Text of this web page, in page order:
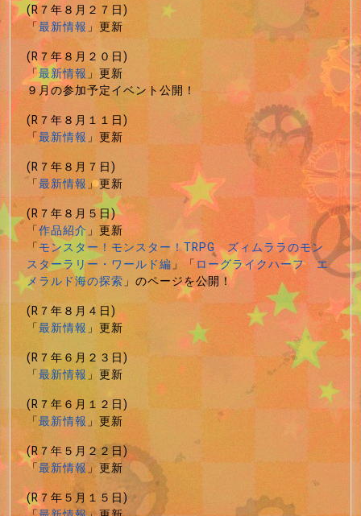
(R７年８月２７日)
「最新情報」更新
(R７年８月２０日)
「最新情報」更新
９月の参加予定イベント公開！
(R７年８月１１日)
「最新情報」更新
(R７年８月７日)
「最新情報」更新
(R７年８月５日)
「作品紹介」更新
「モンスター！モンスター！TRPG ズィムララのモン
スターラリー・ワールド編」「ローグライクハーフ エ
メラルド海の探索」のページを公開！
(R７年８月４日)
「最新情報」更新
(R７年６月２３日)
「最新情報」更新
(R７年６月１２日)
「最新情報」更新
(R７年５月２２日)
「最新情報」更新
(R７年５月１５日)